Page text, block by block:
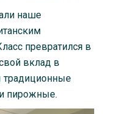
наше
превратился в
вклад в
традиционные
пирожные.